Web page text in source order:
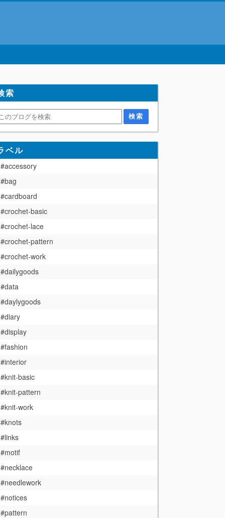
索
ベル
#accessory
#bag
#cardboard
#crochet-basic
#crochet-lace
#crochet-pattern
#crochet-work
#dailygoods
#data
#daylygoods
#diary
#display
#fashion
#interior
#knit-basic
#knit-pattern
#knit-work
#knots
#links
#motif
#necklace
#needlework
#notices
#pattern